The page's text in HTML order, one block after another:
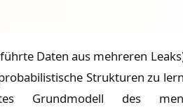
Daten aus mehreren
Strukturen zu
Grundmodell des